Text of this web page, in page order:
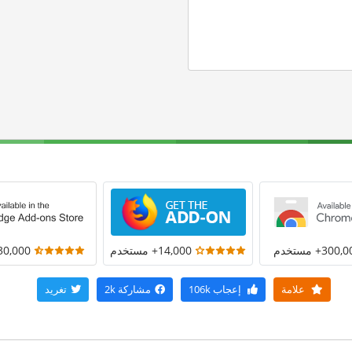
مستخدم 14,000+ مستخدم 30,000+
علامة إعجاب مشاركة 2k تغريد